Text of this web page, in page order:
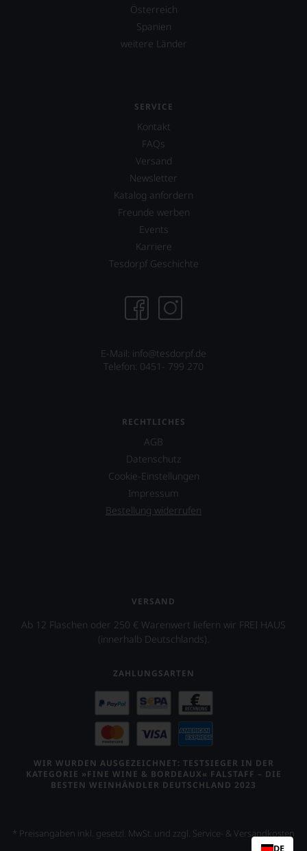
Österreich
Spanien
weitere Länder
SERVICE
Kontakt
FAQs
Versand
Newsletter
Katalog anfordern
Freunde werben
Events
Karriere
Tesdorpf Geschichte
E-Mail: info@tesdorpf.de
Telefon: 0451- 799 270
RECHTLICHES
AGB
Datenschutz
Cookie-Einstellungen
Impressum
Bestellung widerrufen
VERSAND
Ab 12 Flaschen oder 250 € Warenwert liefern wir FREI HAUS
(innerhalb Deutschlands).
ZAHLUNGSARTEN
WIR WURDEN AUSGEZEICHNET: TESTSIEGER IN DER
KATEGORIE »FINE WINE & BORDEAUX« FALSTAFF – DIE
BESTEN WEINHÄNDLER DEUTSCHLAND 2023
* Preisangaben inkl. gesetzl. MwSt. und zzgl. Service- & Versandkosten
DE